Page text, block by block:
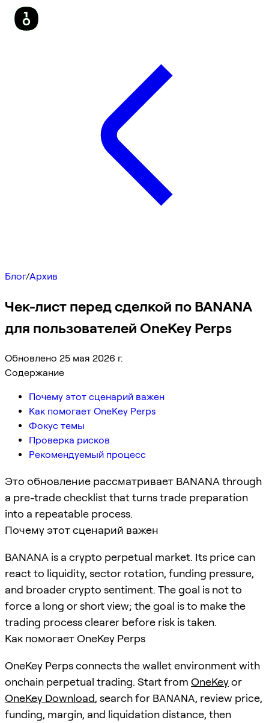
Блог/Архив
Чек-лист перед сделкой по BANANA
для пользователей OneKey Perps
Обновлено 25 мая 2026 г.
Содержание
Почему этот сценарий важен
Как помогает OneKey Perps
Фокус темы
Проверка рисков
Рекомендуемый процесс
Это обновление рассматривает BANANA through
a pre-trade checklist that turns trade preparation
into a repeatable process.
Почему этот сценарий важен
BANANA is a crypto perpetual market. Its price can
react to liquidity, sector rotation, funding pressure,
and broader crypto sentiment. The goal is not to
force a long or short view; the goal is to make the
trading process clearer before risk is taken.
Как помогает OneKey Perps
OneKey Perps connects the wallet environment with
onchain perpetual trading. Start from OneKeyor
OneKey Download, search for BANANA, review price,
funding, margin, and liquidation distance, then